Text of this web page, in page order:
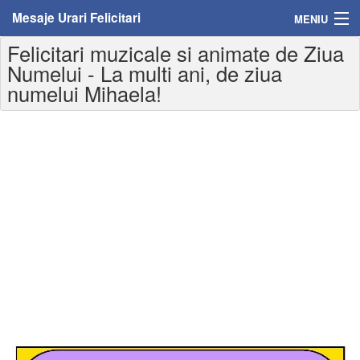
Mesaje Urari Felicitari MENIU
Home
Mesaje
Felicitari muzicale si animate de Ziua
Numelui - La multi ani, de ziua
numelui Mihaela!